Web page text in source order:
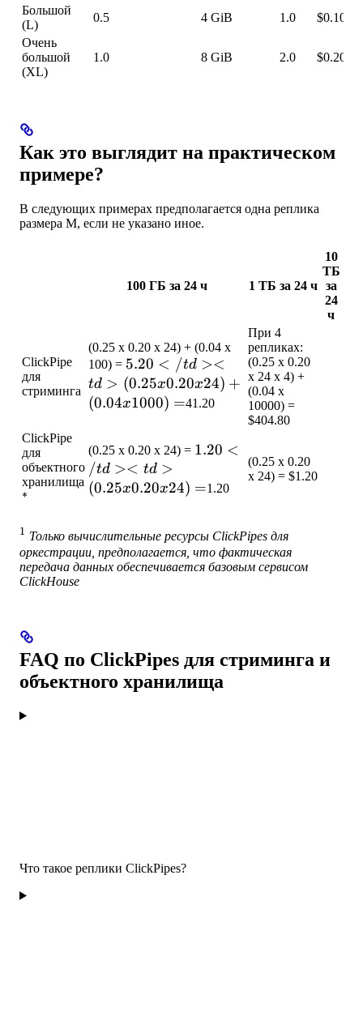
Большой
(L)
0.5 4 GiB 1.0
$0.10
Очень
большой
(XL)
1.0 8 GiB 2.0 $0.20
Как это выглядит на практическом
примере?
В следующих примерах предполагается одна реплика
размера M, если не указано иное.
100 ГБ за 24 ч 1 ТБ за 24 ч
10
ТБ
за
24
ч
ClickPipe
для
стриминга
(0.25 x 0.20 x 24) + (0.04 x
100) = 5.20</td>
<td>(0.25
x 0.20 x
1000) =
5.20 < /td ><
td > (0.25x0.20x24) +
(0.04x1000) =41.20
При 4
репликах:
(0.25 x 0.20
x 24 x 4) +
(0.04 x
10000) =
$404.80
ClickPipe
для
объектного
хранилища
^*
∗
(0.25 x 0.20 x 24) = 1.20</td>
<td>(0.25
x 0.20 x
1.20 <
/td >< td >
(0.25x0.20x24) =1.20
(0.25 x 0.20
x 24) = $1.20
^1
1 Только вычислительные ресурсы ClickPipes для
оркестрации, предполагается, что фактическая
передача данных обеспечивается базовым сервисом
ClickHouse
FAQ по ClickPipes для стриминга и
объектного хранилища
Что такое реплики ClickPipes?